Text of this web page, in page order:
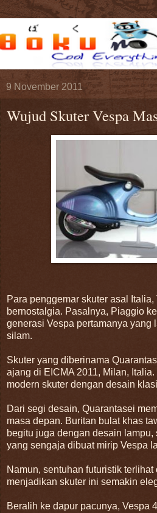
9 November 2011
Wujud Skuter Vespa
Para penggemar skuter asal
bernostalgia. Pasalnya, Piaggio
generasi Vespa pertamanya yang
silam.
Skuter yang diberinama
ajang di EICMA 2011, Milan,
modern skuter dengan desain
Dari segi desain, Quarantasei
masa depan. Buritan bulat khas
begitu juga dengan desain
yang sengaja dibuat mirip Vespa
Namun, sentuhan futuristik
menjadikan skuter ini semakin
Beralih ke dapur pacunya, Vespa